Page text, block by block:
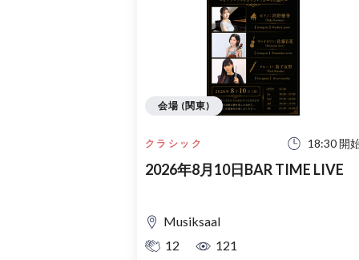
クラシック 18:30 開
2026年8月10日BAR TIME LIVE
Musiksaal
12
121
会場 (関東)